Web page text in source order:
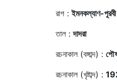
রাগ :ইমনকল্যাণ-পূরবী
তাল :দাদরা
রচনাকাল (বঙ্গাব্দ) :
রচনাকাল (খৃষ্টাব্দ) :